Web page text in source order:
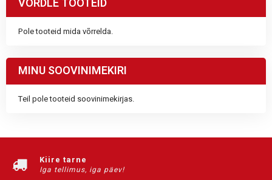
VÕRDLE TOOTEID
Pole tooteid mida võrrelda.
MINU SOOVINIMEKIRI
Teil pole tooteid soovinimekirjas.
Kiire tarne
Iga tellimus, iga päev!